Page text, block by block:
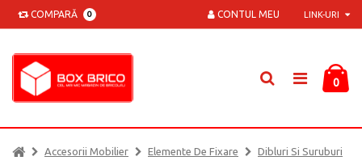
COMPARĂ 0 LINK-URI
CONTUL MEU
0
Accesorii Mobilier Elemente De Fixare
Dibluri Si Suruburi